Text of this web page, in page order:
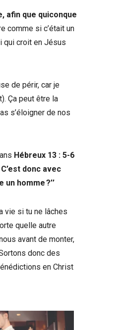
afin que quiconque
comme si c’était un
qui croit en Jésus
de périr, car je
Ça peut être la
s’éloigner de nos
Hébreux 13 : 5-6
donc avec
homme ?’’
vie si tu ne lâches
quelle autre
avant de monter,
donc des
en Christ